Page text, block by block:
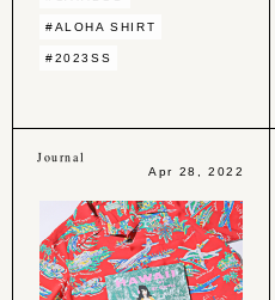
#ALOHA SHIRT
#2023SS
Journal
Apr 28, 2022